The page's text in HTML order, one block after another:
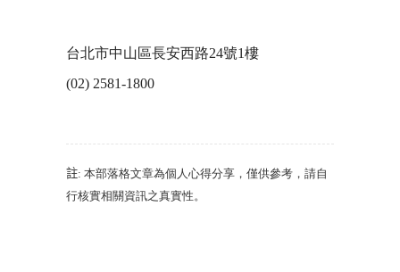
台北市中山區長安西路24號1樓
(02) 2581-1800
註: 本部落格文章為個人心得分享，僅供參考，請自
行核實相關資訊之真實性。